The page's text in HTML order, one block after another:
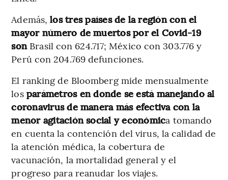
Además,los tres países de la región con el
mayor número de muertos por el Covid-19
sonBrasil con 624.717; México con 303.776 y
Perú con 204.769 defunciones.
El ranking de Bloomberg mide mensualmente
losparámetros en donde se está manejando al
coronavirus de manera más efectiva con la
menor agitación social y económica tomando
en cuenta la contención del virus, la calidad de
la atención médica, la cobertura de
vacunación, la mortalidad general y el
progreso para reanudar los viajes.